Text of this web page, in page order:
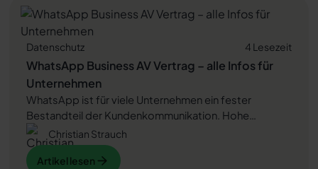
Datenschutz 4 Lesezeit
WhatsApp Business AV Vertrag – alle Infos für
Unternehmen
WhatsApp ist für viele Unternehmen ein fester
Bestandteil der Kundenkommunikation. Hohe
Öffnungsraten und schnelle Reaktionen machen den
Kanal attraktiv. Doch sobald Sie WhatsApp Business
nutzen, verarbeiten Sie personenbezogene Daten –
Artikel lesen
Artikel lesen
Christian Strauch